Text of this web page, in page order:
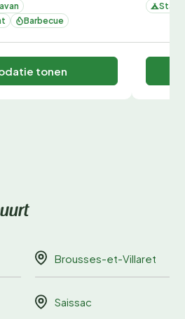
Barbecue
tonen
Brousses-et-Villaret
Saissac